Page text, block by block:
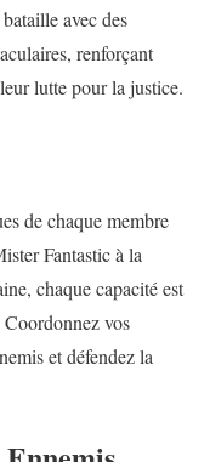
avec des
renforçant
lutte pour la justice.
de chaque membre
Fantastic à la
chaque capacité est
Coordonnez vos
et défendez la